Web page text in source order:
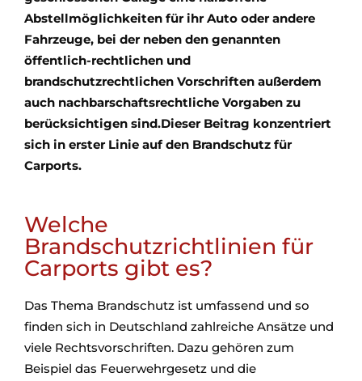
Abstellmöglichkeiten für ihr Auto oder andere
Fahrzeuge, bei der neben den genannten
öffentlich-rechtlichen und
brandschutzrechtlichen Vorschriften außerdem
auch nachbarschaftsrechtliche Vorgaben zu
berücksichtigen sind.Dieser Beitrag konzentriert
sich in erster Linie auf den Brandschutz für
Carports.
Welche
Brandschutzrichtlinien für
Carports gibt es?
Das Thema Brandschutz ist umfassend und so
finden sich in Deutschland zahlreiche Ansätze und
viele Rechtsvorschriften. Dazu gehören zum
Beispiel das Feuerwehrgesetz und die